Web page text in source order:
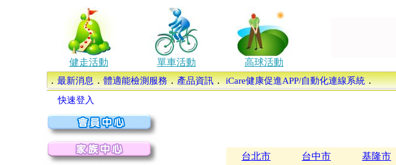
健走活動 單車活動 高球活動
．最新消息．體適能檢測服務．產品資訊．iCare健康促進APP/自動化連線系統．
快速登入
台北市 台中市 基隆市